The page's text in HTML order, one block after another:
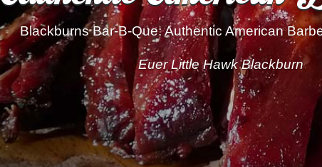
Blackburns Bar-B-Que: Authentic American
Euer Little Hawk Blackburn